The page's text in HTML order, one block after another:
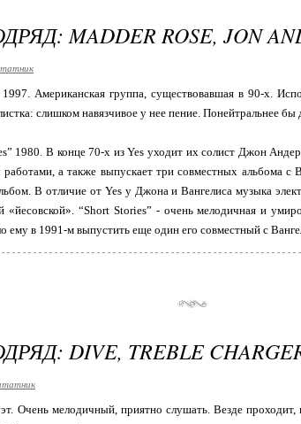
MADDER ROSE, JON
Американская группа, существовавшая в 90-х.
слишком навязчивое у нее пение. Понейтральнее
1980. В конце 70-х из Yes уходит их солист Джон
а также выпускает три совместных альбома
В отличие от Yes у Джона и Вангелиса музыка
«йесовской». “Short Stories” - очень мелодичная и
ему в 1991-м выпустить еще один его совместный с
DIVE, TREBLE
Очень мелодичный, приятно слушать. Везде